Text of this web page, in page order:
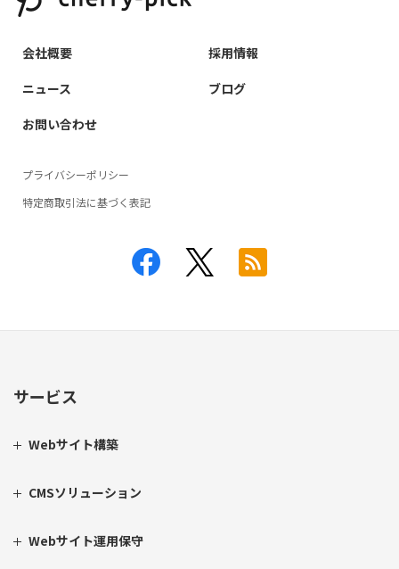
サービス
Webサイト構築
CMSソリューション
Webサイト運用保守
会社概要
採用情報
ニュース
ブログ
お問い合わせ
プライバシーポリシー
特定商取引法に基づく表記